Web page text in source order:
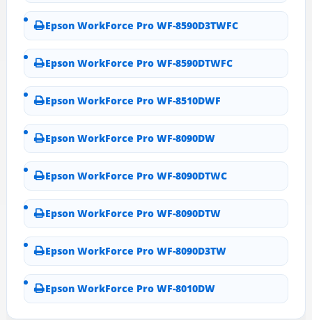
Epson WorkForce Pro WF-8590D3TWFC
Epson WorkForce Pro WF-8590DTWFC
Epson WorkForce Pro WF-8510DWF
Epson WorkForce Pro WF-8090DW
Epson WorkForce Pro WF-8090DTWC
Epson WorkForce Pro WF-8090DTW
Epson WorkForce Pro WF-8090D3TW
Epson WorkForce Pro WF-8010DW